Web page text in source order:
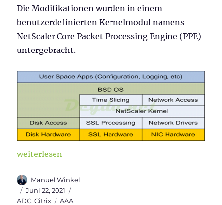
Die Modifikationen wurden in einem
benutzerdefinierten Kernelmodul namens
NetScaler Core Packet Processing Engine (PPE)
untergebracht.
„Citrix ADC 101 – Grundlagen“
weiterlesen
Autor
Manuel Winkel
Veröffentlicht
am
Juni 22, 2021
ADC,Citrix Schlagwörter
AAA,